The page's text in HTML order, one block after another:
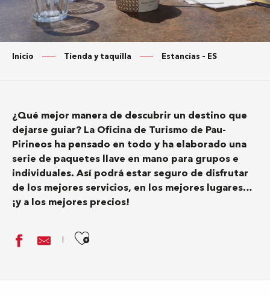
Inicio Tienda y taquilla Estancias – ES
¿Qué mejor manera de descubrir un destino que
dejarse guiar? La Oficina de Turismo de Pau-
Pirineos ha pensado en todo y ha elaborado una
serie de paquetes llave en mano para grupos e
individuales. Así podrá estar seguro de disfrutar
de los mejores servicios, en los mejores lugares…
¡y a los mejores precios!
Ajouter aux favoris